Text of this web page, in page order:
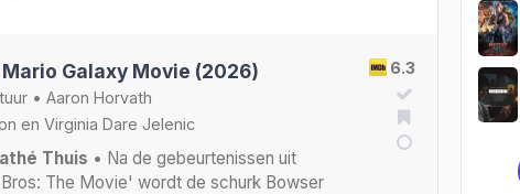
6.3
Galaxy Movie (2026)
• Aaron Horvath
en Virginia Dare Jelenic
Thuis • Na de gebeurtenissen uit
The Movie' wordt de schurk Bowser